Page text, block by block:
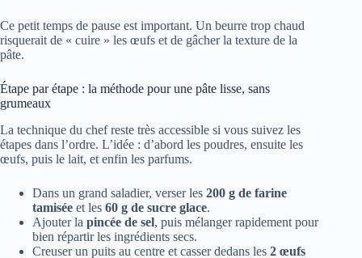
Ce petit temps de pause est important. Un beurre trop chaud
risquerait de « cuire » les œufs et de gâcher la texture de la
pâte.
Étape par étape : la méthode pour une pâte lisse, sans
grumeaux
La technique du chef reste très accessible si vous suivez les
étapes dans l’ordre. L’idée : d’abord les poudres, ensuite les
œufs, puis le lait, et enfin les parfums.
Dans un grand saladier, verser les 200 g de farine
tamisée et les 60 g de sucre glace.
Ajouter la pincée de sel, puis mélanger rapidement pour
bien répartir les ingrédients secs.
Creuser un puits au centre et casser dedans les 2 œufs